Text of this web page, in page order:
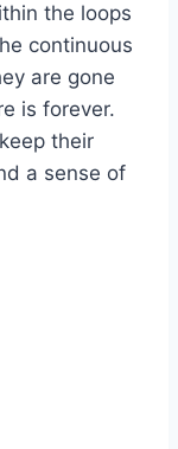
the loops
continuous
are gone
is forever.
their
a sense of